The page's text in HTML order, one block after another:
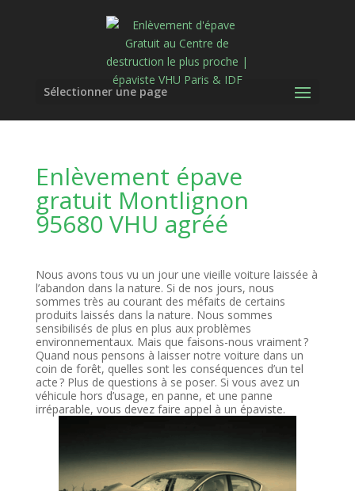
Sélectionner une page
Enlèvement épave
gratuit Montlignon
95680 VHU agréé
Nous avons tous vu un jour une vieille voiture laissée à
l’abandon dans la nature. Si de nos jours, nous
sommes très au courant des méfaits de certains
produits laissés dans la nature. Nous sommes
sensibilisés de plus en plus aux problèmes
environnementaux. Mais que faisons-nous vraiment ?
Quand nous pensons à laisser notre voiture dans un
coin de forêt, quelles sont les conséquences d’un tel
acte ? Plus de questions à se poser. Si vous avez un
véhicule hors d’usage, en panne, et une panne
irréparable, vous devez faire appel à un épaviste.